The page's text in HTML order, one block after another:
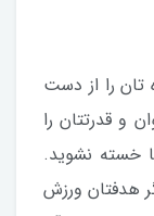
تان را از دست
و قدرتتان را
خسته نشوید.
هدفتان ورزش